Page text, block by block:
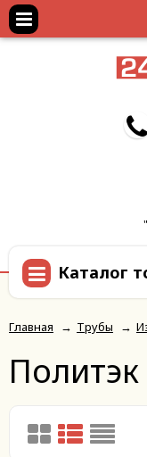
Каталог
Главная → Трубы →
Политэк